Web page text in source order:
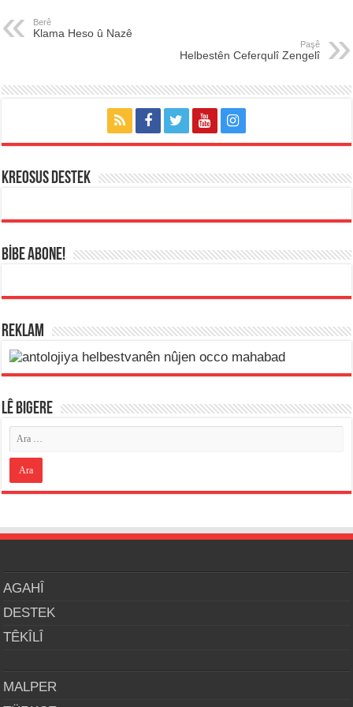
Berê
Klama Heso û Nazê
Paşê
Helbestên Ceferqulî Zengelî
KREOSUS DESTEK
BİBE ABONE!
REKLAM
LÊ BIGERE
AGAHÎ
DESTEK
TÊKÎLÎ
MALPER